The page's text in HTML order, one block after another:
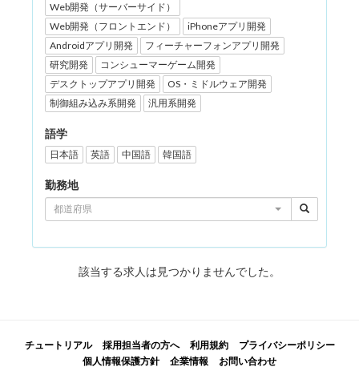
Web開発（サーバーサイド）
Web開発（フロントエンド）
iPhoneアプリ開発
Androidアプリ開発
フィーチャーフォンアプリ開発
研究開発
コンシューマーゲーム開発
デスクトップアプリ開発
OS・ミドルウェア開発
制御組み込み系開発
汎用系開発
語学
日本語 英語 中国語 韓国語
勤務地
都道府県
該当する求人は見つかりませんでした。
チュートリアル 採用担当者の方へ 利用規約
プライバシーポリシー
個人情報保護方針
企業情報 お問い合わせ